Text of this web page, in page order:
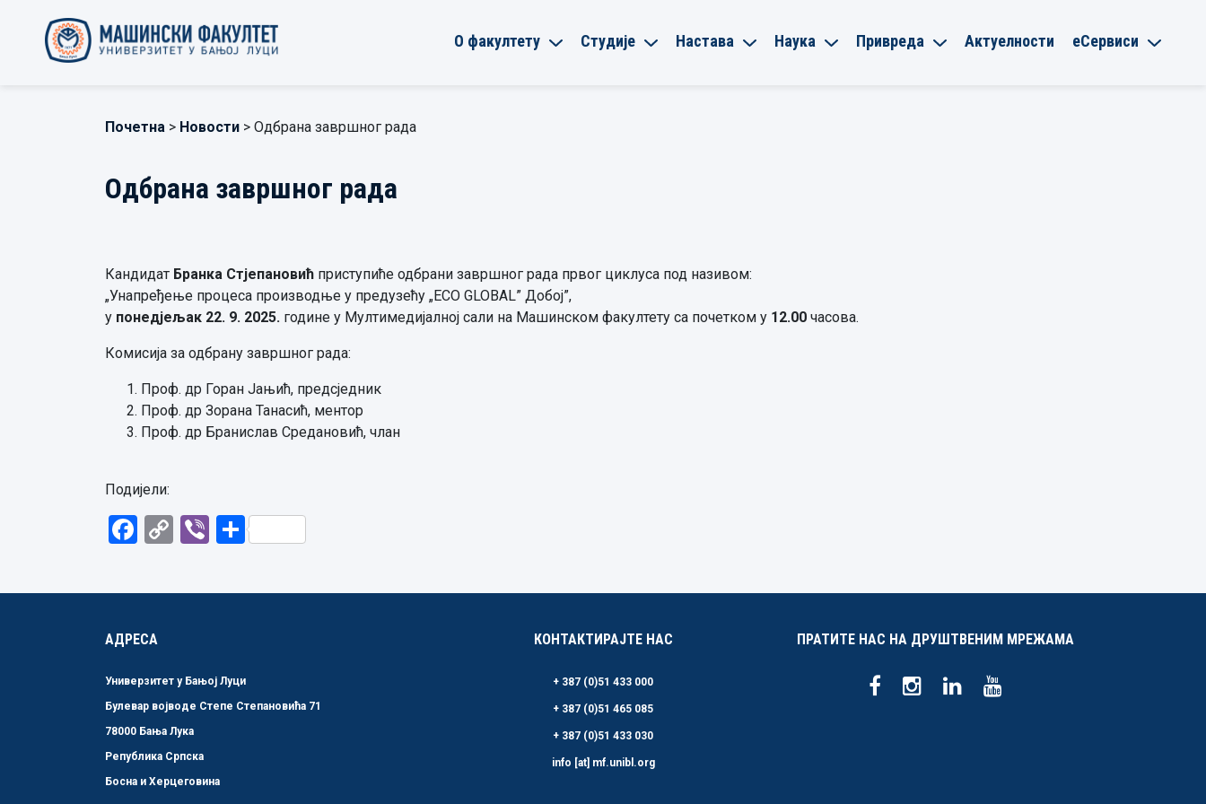
О факултету Студије Настава Наука Привреда Актуелности еСервиси
Почетна > Новости > Одбрана завршног рада
Одбрана завршног рада
Кандидат Бранка Стјепановић приступиће одбрани завршног рада првог циклуса под називом:
„Унапређење процеса производње у предузећу „ECO GLOBAL” Добој”,
у понедјељак 22. 9. 2025. године у Мултимедијалној сали на Машинском факултету са почетком у 12.00 часова.
Комисија за одбрану завршног рада:
Проф. др Горан Јањић, предсједник
Проф. др Зорана Танасић, ментор
Проф. др Бранислав Средановић, члан
Подијели:
Facebook
CopyViberShare
АДРЕСА
Универзитет у Бањој Луци
Булевар војводе Степе Степановића 71
78000 Бања Лука
Република Српска
Босна и Херцеговина
КОНТАКТИРАЈТЕ НАС
+ 387 (0)51 433 000
+ 387 (0)51 465 085
+ 387 (0)51 433 030
info [at] mf.unibl.org
ПРАТИТЕ НАС НА ДРУШТВЕНИМ МРЕЖАМА